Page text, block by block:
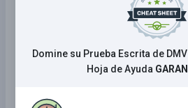
Alabama Examen Manejo
California Examen Manejo
Georgia Examen Manejo
Iowa Examen Manejo
Rhode Island Examen Manejo
Domine su Prueba Escrita de
Hoja de Ayuda